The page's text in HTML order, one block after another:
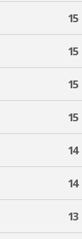
15
15
15
15
14
14
13